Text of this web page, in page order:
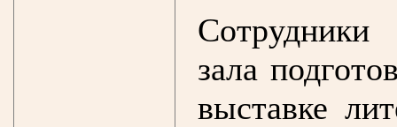
Сотрудники
зала
выставке